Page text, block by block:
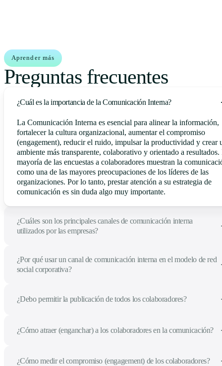
Aprender más
Preguntas frecuentes
¿Cuál es la importancia de la Comunicación Interna?
La Comunicación Interna es esencial para alinear la información,
fortalecer la cultura organizacional, aumentar el compromiso
(engagement), reducir el ruido, impulsar la productividad y crear
ambiente más transparente, colaborativo y orientado a resultados.
mayoría de las encuestas a colaboradores muestran la
como una de las mayores preocupaciones de los líderes de las
organizaciones. Por lo tanto, prestar atención a su estrategia de
comunicación es sin duda algo muy importante.
¿Cuáles son los principales canales de comunicación interna
utilizados por las empresas?
¿Por qué usar un canal de comunicación interna en el modelo de red
social corporativa?
¿Debo permitir la publicación de todos los colaboradores?
¿Cómo atraer (enganchar) a los colaboradores en la comunicación?
¿Cómo medir el compromiso (engagement) de los colaboradores?